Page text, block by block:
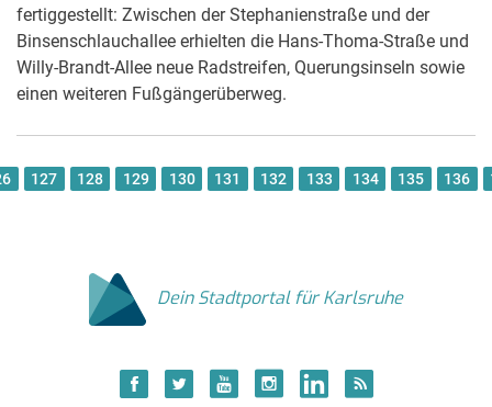
fertiggestellt: Zwischen der Stephanienstraße und der
Binsenschlauchallee erhielten die Hans-Thoma-Straße und
Willy-Brandt-Allee neue Radstreifen, Querungsinseln sowie
einen weiteren Fußgängerüberweg.
127 128 129 130 131 132 133 134 135 136
Dein Stadtportal für Karlsruhe